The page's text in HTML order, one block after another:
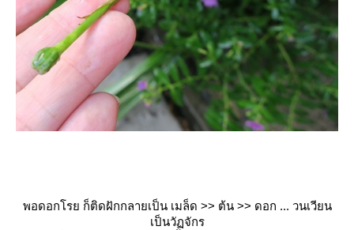
พอดอกโรย ก็ติดฝักกลายเป็น เมล็ด >> ต้น >> ดอก ... วนเวียน
เป็นวัฏจักร